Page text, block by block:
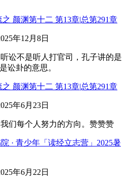
之 颜渊第十二 第13章|总第291章
年12月8日
讼不是听人打官司，孔子讲的是
讼卦的意思。
之 颜渊第十二 第13章|总第291章
年6月23日
们每个人努力的方向。赞赞赞
· 青少年「读经立志营」2025暑
年6月22日